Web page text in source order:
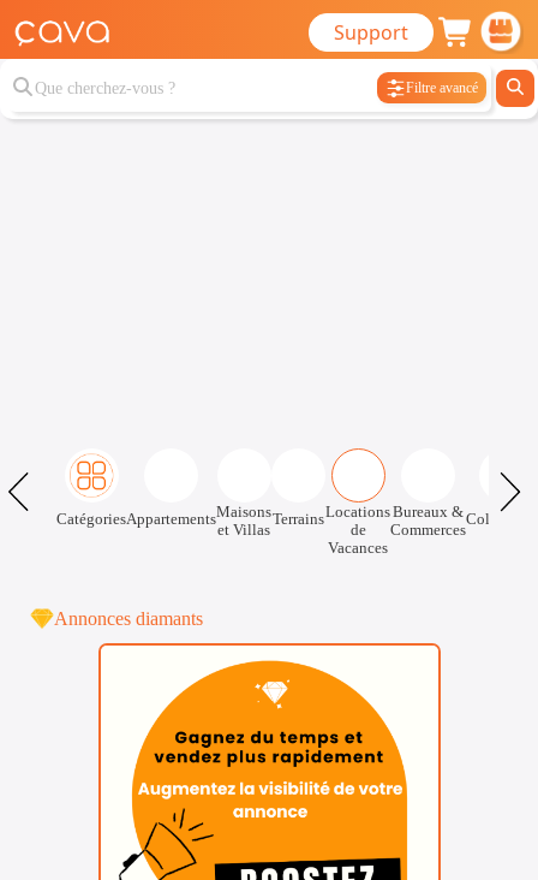
Support
Filtre avancé
CatégoriesAppartementsMaisons
et Villas
TerrainsLocations
de
Vacances
Bureaux &
Commerces
Annonces diamants